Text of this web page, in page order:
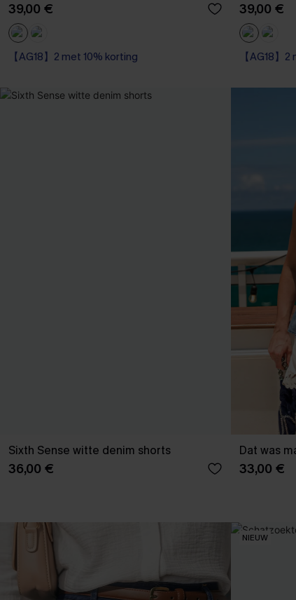
39,00 €
【AG18】2 met 10% korting
39,00 €
【AG18】
Sixth Sense witte denim shorts
36,00 € 33,00 €
NIEUW